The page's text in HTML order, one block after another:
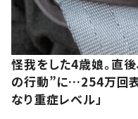
怪我をした4歳娘。直
の行動”に…254万回表
なり重症レベル」